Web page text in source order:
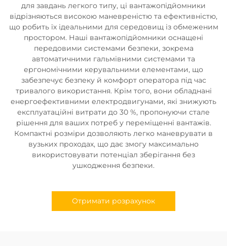
для завдань легкого типу, ці вантажопідйомники
відрізняються високою маневреністю та ефективністю,
що робить їх ідеальними для середовищ із обмеженим
простором. Наші вантажопідйомники оснащені
передовими системами безпеки, зокрема
автоматичними гальмівними системами та
ергономічними керувальними елементами, що
забезпечує безпеку й комфорт оператора під час
тривалого використання. Крім того, вони обладнані
енергоефективними електродвигунами, які знижують
експлуатаційні витрати до 30 %, пропонуючи стале
рішення для ваших потреб у переміщенні вантажів.
Компактні розміри дозволяють легко маневрувати в
вузьких проходах, що дає змогу максимально
використовувати потенціал зберігання без
ушкодження безпеки.
Отримати розрахунок